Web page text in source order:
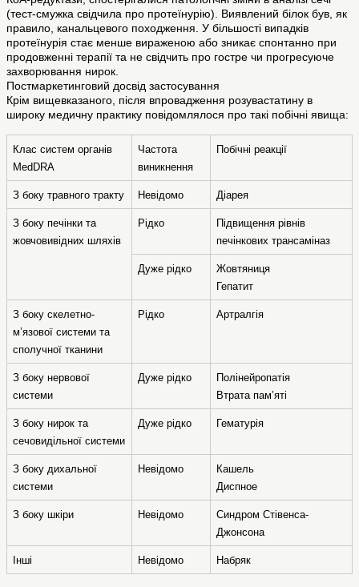
(тест-смужка свідчила про протеїнурію). Виявлений білок був, як
правило, канальцевого походження. У більшості випадків
протеїнурія стає менше вираженою або зникає спонтанно при
продовженні терапії та не свідчить про гостре чи прогресуюче
захворювання нирок.
Постмаркетинговий досвід застосування
Крім вищевказаного, після впровадження розувастатину в
широку медичну практику повідомлялося про такі побічні явища:
Клас систем органів
MedDRA
Частота
виникнення
Побічні реакції
З боку травного тракту Невідомо Діарея
З боку печінки та
жовчовивідних шляхів
Рідко
Підвищення рівнів
печінкових трансаміназ
Дуже рідко
Жовтяниця
Гепатит
З боку скелетно-
м’язової системи та
сполучної тканини
Рідко Артралгія
З боку нервової
системи
Дуже рідко
Полінейропатія
Втрата пам’яті
З боку нирок та
сечовидільної системи
Дуже рідко Гематурія
З боку дихальної
системи
Невідомо
Кашель
Диспное
З боку шкіри Невідомо
Синдром Стівенса-
Джонсона
Інші Невідомо Набряк